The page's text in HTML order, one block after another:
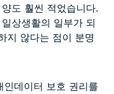
도 훨씬 적었습니다.
상생활의 일부가 되
지 않다는 점이 분명
데이터 보호 권리를